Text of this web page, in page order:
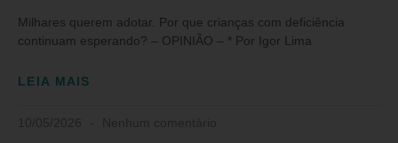
Milhares querem adotar. Por que crianças com deficiência
continuam esperando? – OPINIÃO – * Por Igor Lima
LEIA MAIS